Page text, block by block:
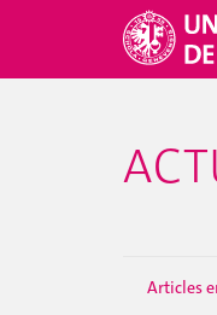
Articles